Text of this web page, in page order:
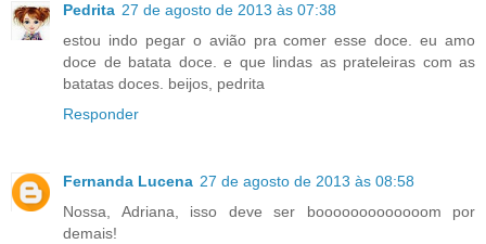
Pedrita 27 de agosto de 2013 às 07:38
estou indo pegar o avião pra comer esse doce. eu amo
doce de batata doce. e que lindas as prateleiras com as
batatas doces. beijos, pedrita
Responder
Fernanda Lucena 27 de agosto de 2013 às 08:58
Nossa, Adriana, isso deve ser booooooooooooom por
demais!